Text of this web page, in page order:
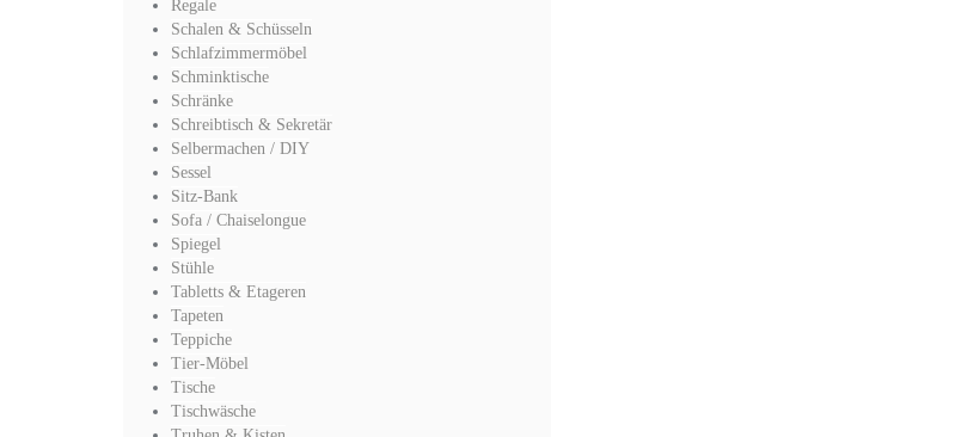
Regale
Schalen & Schüsseln
Schlafzimmermöbel
Schminktische
Schränke
Schreibtisch & Sekretär
Selbermachen / DIY
Sessel
Sitz-Bank
Sofa / Chaiselongue
Spiegel
Stühle
Tabletts & Etageren
Tapeten
Teppiche
Tier-Möbel
Tische
Tischwäsche